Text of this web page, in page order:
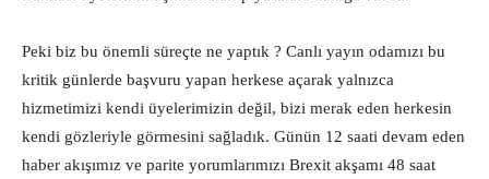
Peki biz bu önemli süreçte ne yaptık ? Canlı yayın odamızı bu
kritik günlerde başvuru yapan herkese açarak yalnızca
hizmetimizi kendi üyelerimizin değil, bizi merak eden herkesin
kendi gözleriyle görmesini sağladık. Günün 12 saati devam eden
haber akışımız ve parite yorumlarımızı Brexit akşamı 48 saat